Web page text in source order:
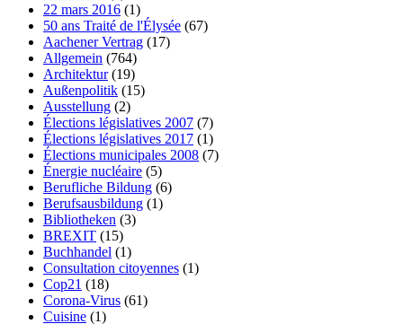
22 mars 2016 (1)
50 ans Traité de l'Élysée (67)
Aachener Vertrag (17)
Allgemein (764)
Architektur(19)
Außenpolitik (15)
Ausstellung (2)
Élections législatives 2007 (7)
Élections législatives 2017 (1)
Élections municipales 2008 (7)
Énergie nucléaire (5)
Berufliche Bildung (6)
Berufsausbildung (1)
Bibliotheken (3)
BREXIT (15)
Buchhandel (1)
Consultation citoyennes (1)
Cop21 (18)
Corona-Virus (61)
Cuisine (1)